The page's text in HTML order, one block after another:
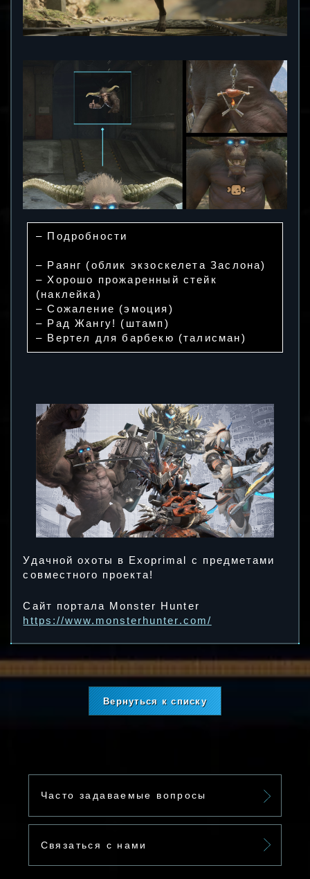
– Подробности
– Раянг (облик экзоскелета Заслона)
– Хорошо прожаренный стейк
(наклейка)
– Сожаление (эмоция)
– Рад Жангу! (штамп)
– Вертел для барбекю (талисман)
Удачной охоты в Exoprimal с предметами
совместного проекта!
Сайт портала Monster Hunter
https://www.monsterhunter.com/
Вернуться к списку
Часто задаваемые вопросы
Связаться с нами